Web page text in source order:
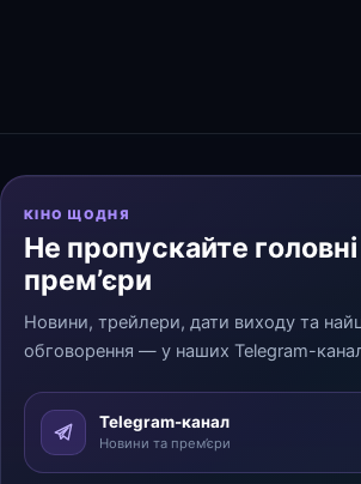
КІНО ЩОДНЯ
Не пропускайте головні
прем’єри
Новини, трейлери, дати виходу та
обговорення — у наших Telegram-
Telegram-канал
Новини та прем’єри